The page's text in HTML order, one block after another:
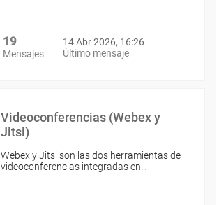
19
Mensajes
14 Abr 2026, 16:26
Último mensaje
Videoconferencias (Webex y
Jitsi)
Webex y Jitsi son las dos herramientas de
videoconferencias integradas en…